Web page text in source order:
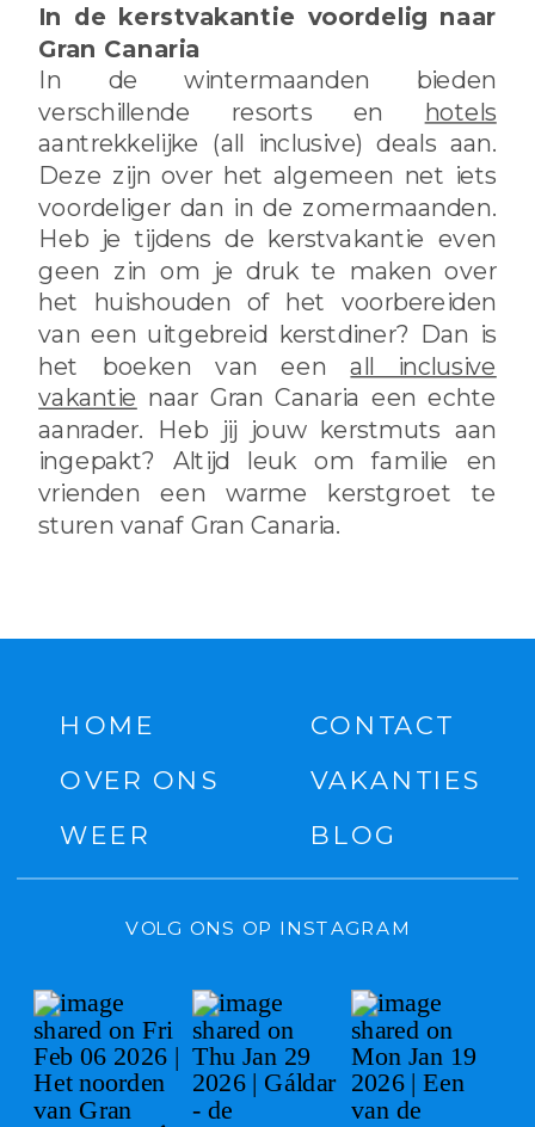
In de kerstvakantie voordelig naar
Gran Canaria
In de wintermaanden bieden
verschillende resorts en hotels
aantrekkelijke (all inclusive) deals aan.
Deze zijn over het algemeen net iets
voordeliger dan in de zomermaanden.
Heb je tijdens de kerstvakantie even
geen zin om je druk te maken over
het huishouden of het voorbereiden
van een uitgebreid kerstdiner? Dan is
het boeken van eenall inclusive
vakantie naar Gran Canaria een echte
aanrader. Heb jij jouw kerstmuts aan
ingepakt? Altijd leuk om familie en
vrienden een warme kerstgroet te
sturen vanaf Gran Canaria.
VOLG ONS OP INSTAGRAM
HOME
OVER ONS
CONTACT
VAKANTIES
WEER BLOG